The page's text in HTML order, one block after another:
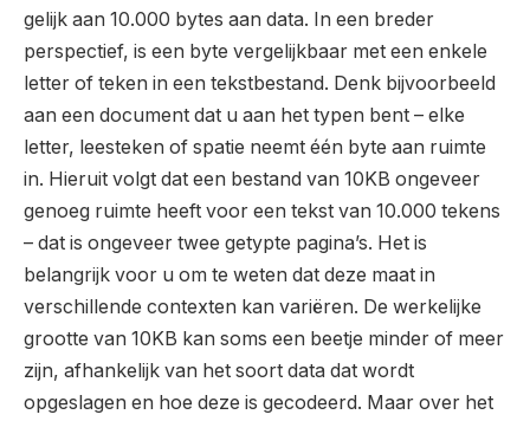
gelijk aan 10.000 bytes aan data. In een breder
perspectief, is een byte vergelijkbaar met een enkele
letter of teken in een tekstbestand. Denk bijvoorbeeld
aan een document dat u aan het typen bent – elke
letter, leesteken of spatie neemt één byte aan ruimte
in. Hieruit volgt dat een bestand van 10KB ongeveer
genoeg ruimte heeft voor een tekst van 10.000 tekens
– dat is ongeveer twee getypte pagina’s. Het is
belangrijk voor u om te weten dat deze maat in
verschillende contexten kan variëren. De werkelijke
grootte van 10KB kan soms een beetje minder of meer
zijn, afhankelijk van het soort data dat wordt
opgeslagen en hoe deze is gecodeerd. Maar over het